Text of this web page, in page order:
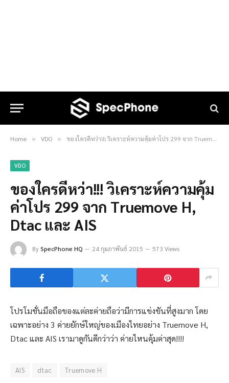
Home » VDO » ของใครดีหว่า!!! วิเคราะห์ความคุ้มค่าโปร 299 จาก Truemove H, Dtac และ AIS
VDO
ของใครดีหว่า!!! วิเคราะห์ความคุ้ม
ค่าโปร 299 จาก Truemove H,
Dtac และ AIS
BySpecPhone HQ 24 กุมภาพันธ์ 2015 573 Views
โปรโมชั่นมือถือของแต่ละค่ายถือว่ามีการแข่งขันที่สูงมาก โดย
เฉพาะอย่าง 3 ค่ายยักษ์ใหญ่ของเมืองไทยอย่าง Truemove H,
Dtac และ AIS เรามาดูกันดีกว่าว่า ค่ายไหนคุ้มค่าสุด!!!!
AIS dtac Truemove H